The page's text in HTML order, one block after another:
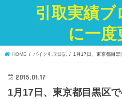
引取実績ブ
に一度
HOME バイク引取日記 1月17日、東京都目黒
2015.01.17
1月17日、東京都目黒区